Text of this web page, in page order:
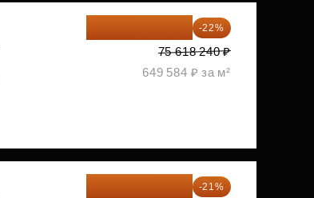
-22%
75 618 240 ₽
649 584 ₽ за м²
-21%